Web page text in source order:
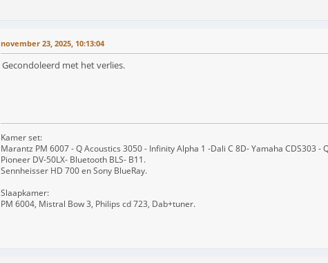
november 23, 2025, 10:13:04
Gecondoleerd met het verlies.
Kamer set:
Marantz PM 6007 - Q Acoustics 3050 - Infinity Alpha 1 -Dali C 8D- Yamaha CDS303 -
Pioneer DV-50LX- Bluetooth BLS- B11.
Sennheisser HD 700 en Sony BlueRay.
Slaapkamer:
PM 6004, Mistral Bow 3, Philips cd 723, Dab+tuner.